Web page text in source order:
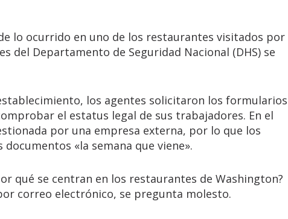
lo ocurrido en uno de los restaurantes visitados por
del Departamento de Seguridad Nacional (DHS) se
los agentes solicitaron los formularios
el estatus legal de sus trabajadores. En el
por una empresa externa, por lo que los
«la semana que viene».
qué se centran en los restaurantes de Washington?
correo electrónico, se pregunta molesto.